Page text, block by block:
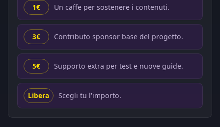
1€ Un caffe per sostenere i contenuti.
3€ Contributo sponsor base del progetto.
5€ Supporto extra per test e nuove guide.
Libera Scegli tu l'importo.